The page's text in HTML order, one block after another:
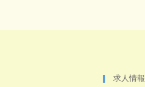
求人情報